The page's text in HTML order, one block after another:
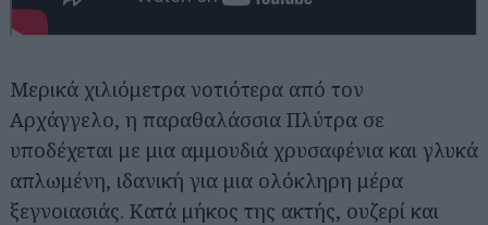
Μερικά χιλιόμετρα νοτιότερα από τον
Αρχάγγελο, η παραθαλάσσια Πλύτρα σε
υποδέχεται με μια αμμουδιά χρυσαφένια και γλυκά
απλωμένη, ιδανική για μια ολόκληρη μέρα
ξεγνοιασιάς. Κατά μήκος της ακτής, ουζερί και